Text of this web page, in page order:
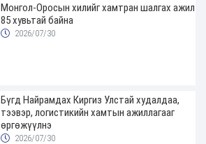
Монгол-Оросын хилийг хамтран шалгах ажил
85 хувьтай байна
2026/07/30
Бүгд Найрамдах Киргиз Улстай худалдаа,
тээвэр, логистикийн хамтын ажиллагааг
өргөжүүлнэ
2026/07/30